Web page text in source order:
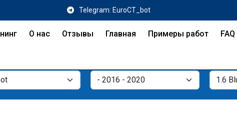
Telegram: EuroCT_bot
О нас Отзывы Главная Примеры работ FAQ